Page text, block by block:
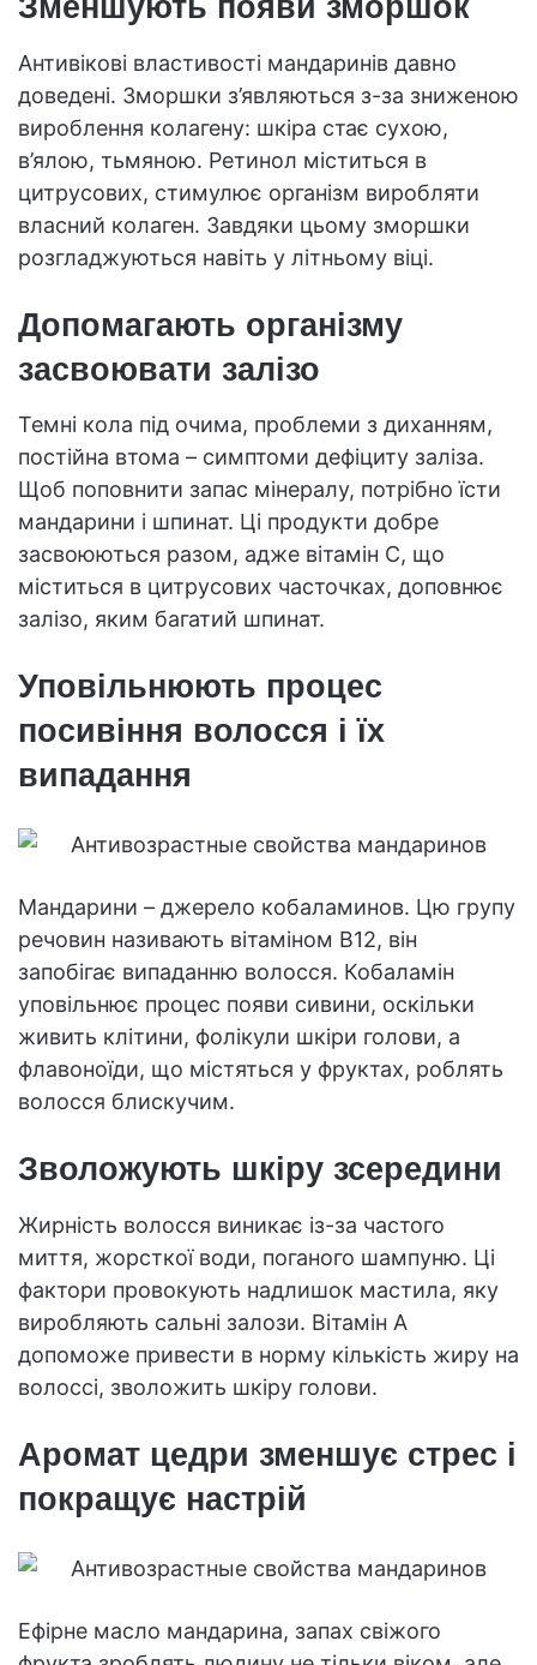
Зменшують появи зморшок
Антивікові властивості мандаринів давно
доведені. Зморшки з’являються з-за зниженою
вироблення колагену: шкіра стає сухою,
в’ялою, тьмяною. Ретинол міститься в
цитрусових, стимулює організм виробляти
власний колаген. Завдяки цьому зморшки
розгладжуються навіть у літньому віці.
Допомагають організму
засвоювати залізо
Темні кола під очима, проблеми з диханням,
постійна втома – симптоми дефіциту заліза.
Щоб поповнити запас мінералу, потрібно їсти
мандарини і шпинат. Ці продукти добре
засвоюються разом, адже вітамін С, що
міститься в цитрусових часточках, доповнює
залізо, яким багатий шпинат.
Уповільнюють процес
посивіння волосся і їх
випадання
Мандарини – джерело кобаламинов. Цю групу
речовин називають вітаміном B12, він
запобігає випаданню волосся. Кобаламін
уповільнює процес появи сивини, оскільки
живить клітини, фолікули шкіри голови, а
флавоноїди, що містяться у фруктах, роблять
волосся блискучим.
Зволожують шкіру зсередини
Жирність волосся виникає із-за частого
миття, жорсткої води, поганого шампуню. Ці
фактори провокують надлишок мастила, яку
виробляють сальні залози. Вітамін A
допоможе привести в норму кількість жиру на
волоссі, зволожить шкіру голови.
Аромат цедри зменшує стрес і
покращує настрій
Ефірне масло мандарина, запах свіжого